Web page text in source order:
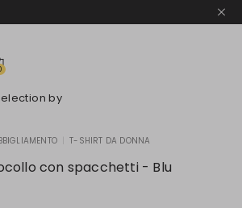
by
nostri Sandali
T-SHIRT DA DONNA
con spacchetti - Blu